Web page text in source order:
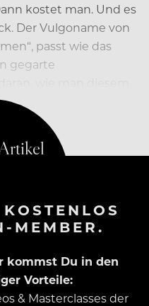
kostet man. Und es
Der Vulgoname von
passt wie das
gegarte
MEMBER.
kommst Du in den
Vorteile:
& Masterclasses der